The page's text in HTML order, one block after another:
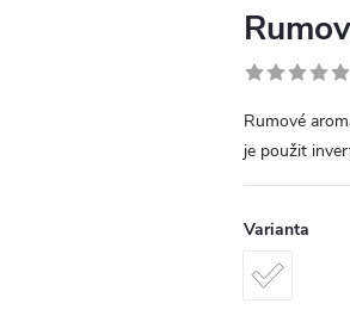
Rumové
je použit
Varianta